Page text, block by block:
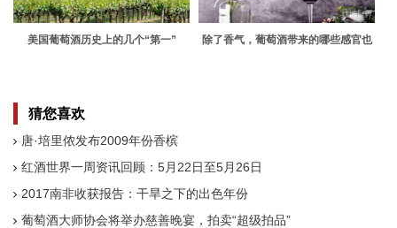
美国葡萄酒历史上的几个“第一”
除了香气，葡萄酒带来的哪些感官也
猜您喜欢
唐·培里侬发布2009年份香槟
红酒世界一周资讯回顾：5月22日至5月26日
2017南非收获报告：干旱之下的出色年份
葡萄酒大师协会将举办慈善晚宴，拍卖“超级拍品”